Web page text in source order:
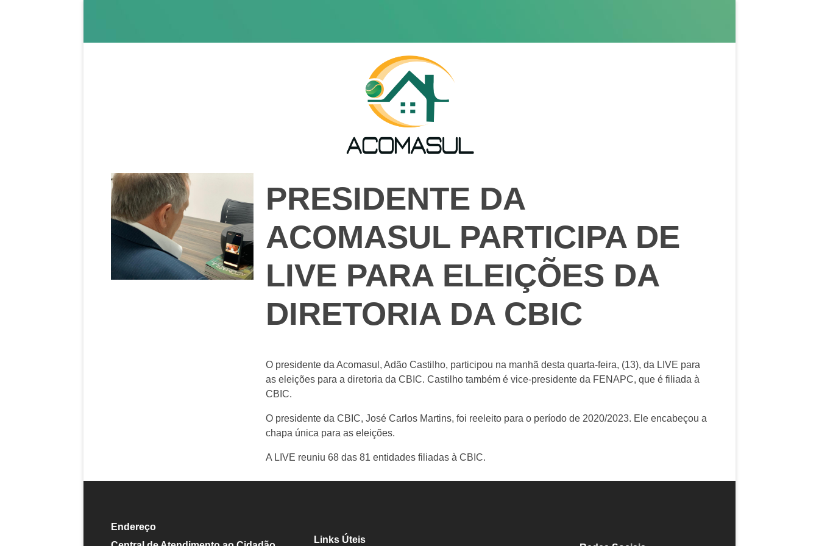
PRESIDENTE DA
ACOMASUL PARTICIPA DE
LIVE PARA ELEIÇÕES DA
DIRETORIA DA CBIC
O presidente da Acomasul, Adão Castilho, participou na manhã desta quarta-feira, (13), da LIVE para
as eleições para a diretoria da CBIC. Castilho também é vice-presidente da FENAPC, que é filiada à
CBIC.
O presidente da CBIC, José Carlos Martins, foi reeleito para o período de 2020/2023. Ele encabeçou a
chapa única para as eleições.
A LIVE reuniu 68 das 81 entidades filiadas à CBIC.
Endereço
Links Úteis